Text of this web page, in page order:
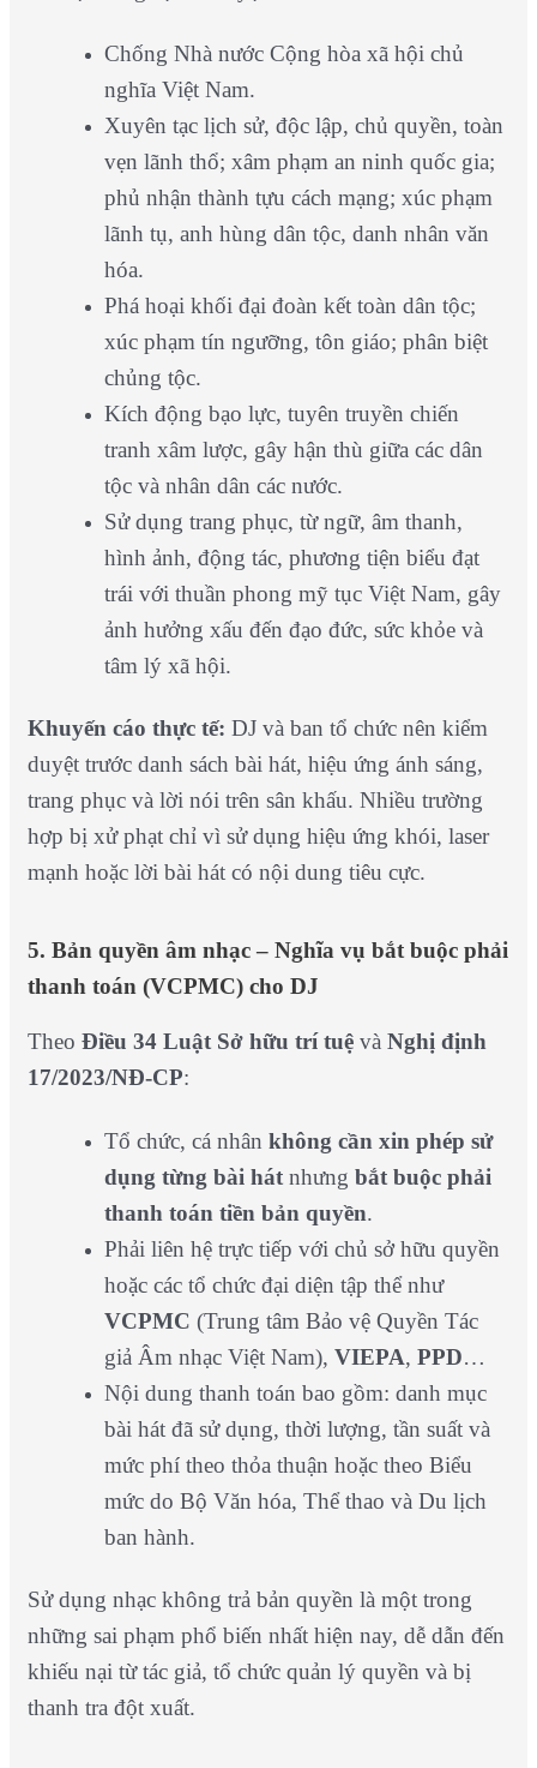
Chống Nhà nước Cộng hòa xã hội chủ
nghĩa Việt Nam.
Xuyên tạc lịch sử, độc lập, chủ quyền, toàn
vẹn lãnh thổ; xâm phạm an ninh quốc gia;
phủ nhận thành tựu cách mạng; xúc phạm
lãnh tụ, anh hùng dân tộc, danh nhân văn
hóa.
Phá hoại khối đại đoàn kết toàn dân tộc;
xúc phạm tín ngưỡng, tôn giáo; phân biệt
chủng tộc.
Kích động bạo lực, tuyên truyền chiến
tranh xâm lược, gây hận thù giữa các dân
tộc và nhân dân các nước.
Sử dụng trang phục, từ ngữ, âm thanh,
hình ảnh, động tác, phương tiện biểu đạt
trái với thuần phong mỹ tục Việt Nam, gây
ảnh hưởng xấu đến đạo đức, sức khỏe và
tâm lý xã hội.
Khuyến cáo thực tế: DJ và ban tổ chức nên kiểm
duyệt trước danh sách bài hát, hiệu ứng ánh sáng,
trang phục và lời nói trên sân khấu. Nhiều trường
hợp bị xử phạt chỉ vì sử dụng hiệu ứng khói, laser
mạnh hoặc lời bài hát có nội dung tiêu cực.
5. Bản quyền âm nhạc – Nghĩa vụ bắt buộc phải
thanh toán (VCPMC) cho DJ
Theo Điều 34 Luật Sở hữu trí tuệvà Nghị định
17/2023/NĐ-CP:
Tổ chức, cá nhân không cần xin phép sử
dụng từng bài hátnhưng bắt buộc phải
thanh toán tiền bản quyền.
Phải liên hệ trực tiếp với chủ sở hữu quyền
hoặc các tổ chức đại diện tập thể như
VCPMC (Trung tâm Bảo vệ Quyền Tác
giả Âm nhạc Việt Nam), VIEPA, PPD…
Nội dung thanh toán bao gồm: danh mục
bài hát đã sử dụng, thời lượng, tần suất và
mức phí theo thỏa thuận hoặc theo Biểu
mức do Bộ Văn hóa, Thể thao và Du lịch
ban hành.
Sử dụng nhạc không trả bản quyền là một trong
những sai phạm phổ biến nhất hiện nay, dễ dẫn đến
khiếu nại từ tác giả, tổ chức quản lý quyền và bị
thanh tra đột xuất.